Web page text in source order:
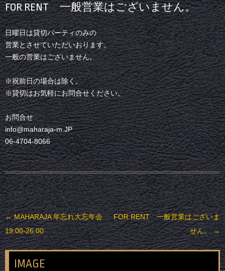
FOR RENT 一般営業はございません。
日曜日は貸切パーティのみの
営業とさせていただいおります。
一般の営業はございません。
※祝前日の場合は除く。
※貸切はお気軽にお問合せください。
お問合せ
info@maharaja-m.JP
06-4704-8066
投稿ナビゲーション
←MAHARAJA 年忘れ大忘年会
19:00-26:00
FOR RENT 一般営業はございま
せん。→
IMAGE